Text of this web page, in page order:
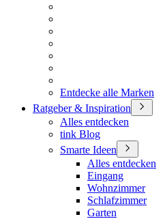
Entdecke alle Marken
Ratgeber & Inspiration
Alles entdecken
tink Blog
Smarte Ideen
Alles entdecken
Eingang
Wohnzimmer
Schlafzimmer
Garten